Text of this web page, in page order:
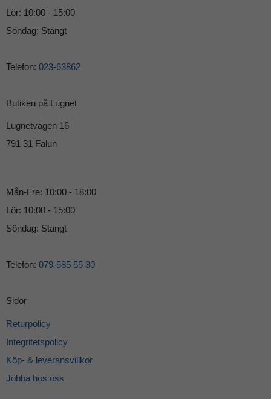
Lör: 10:00 - 15:00
Söndag: Stängt
Telefon: 023-63862
Butiken på Lugnet
Lugnetvägen 16
791 31 Falun
Mån-Fre: 10:00 - 18:00
Lör: 10:00 - 15:00
Söndag: Stängt
Telefon: 079-585 55 30
Sidor
Returpolicy
Integritetspolicy
Köp- & leveransvillkor
Jobba hos oss